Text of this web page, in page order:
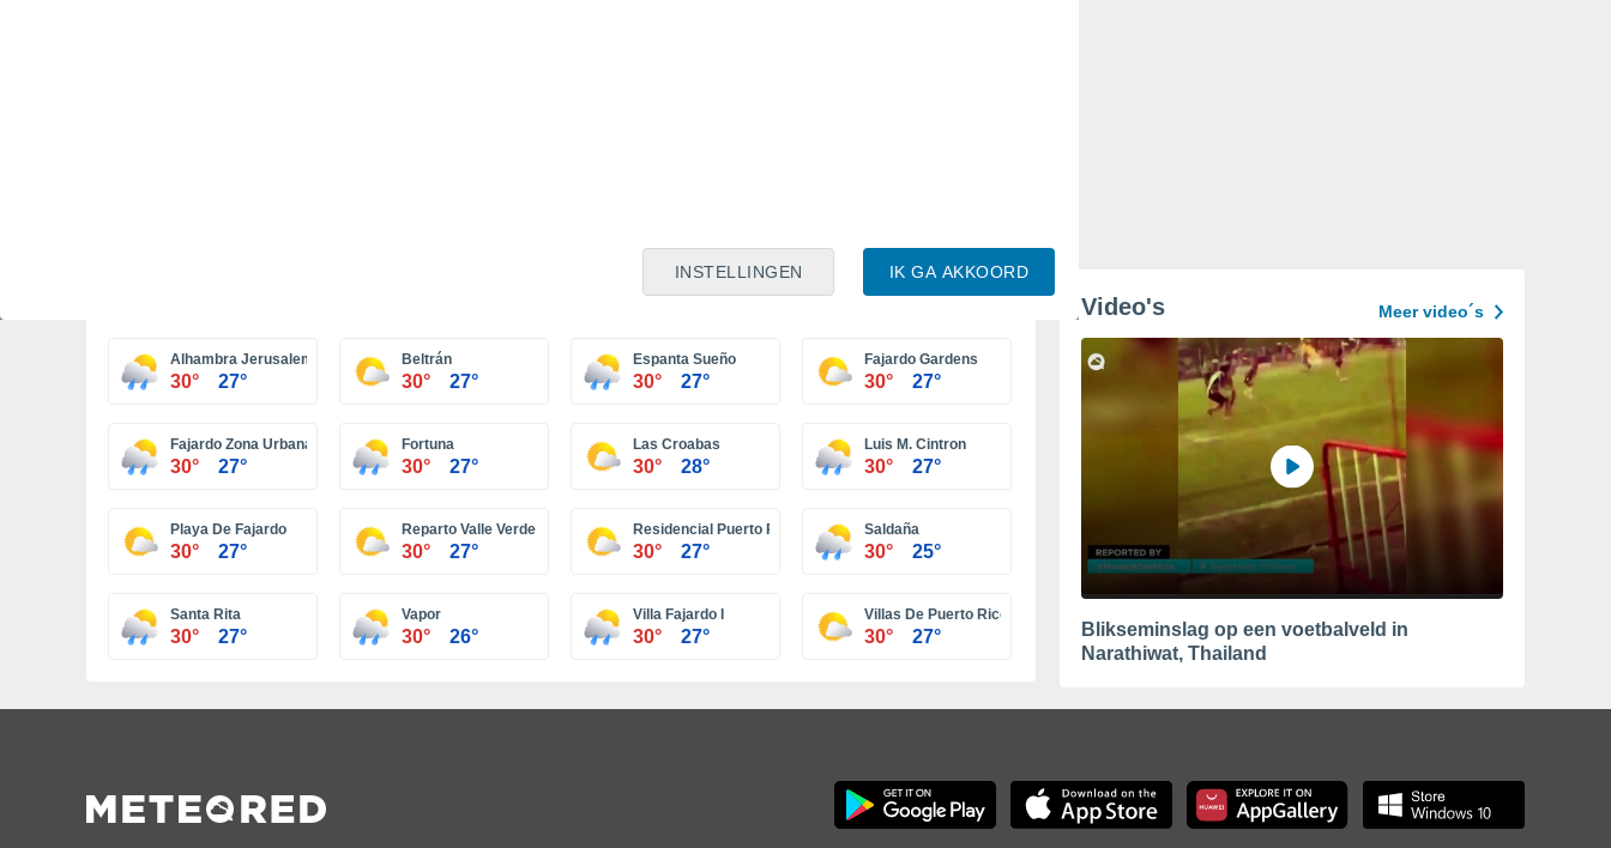
IK GA AKKOORD
INSTELLINGEN
Alhambra Jerusalem
30° 27°
Beltrán
30° 27°
Espanta Sueño
30° 27°
Fajardo Gardens
30° 27°
Fajardo Zona Urbana
30° 27°
Fortuna
30° 27°
Las Croabas
30° 28°
Luis M. Cintron
30° 27°
Playa De Fajardo
30° 27°
Reparto Valle Verde
30° 27°
Residencial Puerto Real
30° 27°
Saldaña
30° 25°
Santa Rita
30° 27°
Vapor
30° 26°
Villa Fajardo I
30° 27°
Villas De Puerto Rico
30° 27°
Video's Meer video´s
Blikseminslag op een voetbalveld in
Narathiwat, Thailand